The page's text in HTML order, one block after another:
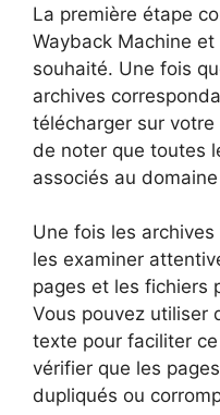
La première étape
Wayback Machine
souhaité. Une fois
archives
télécharger sur
de noter que toutes
associés au
Une fois les
les examiner
pages et les fichiers
Vous pouvez utiliser
texte pour faciliter
vérifier que les
dupliqués ou